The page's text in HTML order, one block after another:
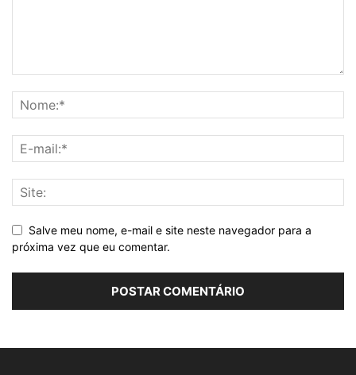
Salve meu nome, e-mail e site neste navegador para a
próxima vez que eu comentar.